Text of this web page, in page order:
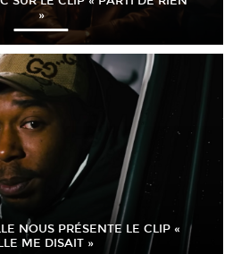
»
NOUS PRÉSENTE LE CLIP «
ME DISAIT »